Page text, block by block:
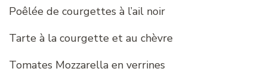
Poêlée de courgettes à l’ail noir
Tarte à la courgette et au chèvre
Tomates Mozzarella en verrines